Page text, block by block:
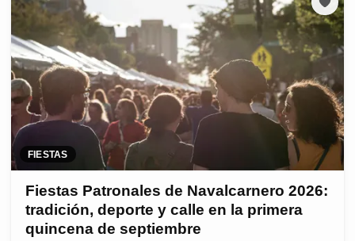
FIESTAS
Fiestas Patronales de Navalcarnero 2026:
tradición, deporte y calle en la primera
quincena de septiembre